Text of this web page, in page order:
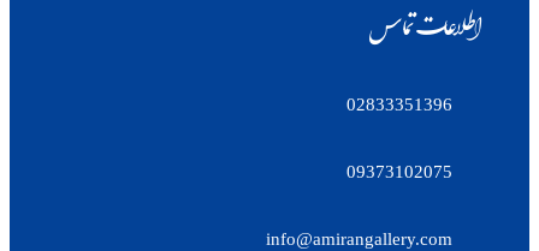
اطلاعات تماس
02833351396
09373102075
info@amirangallery.com